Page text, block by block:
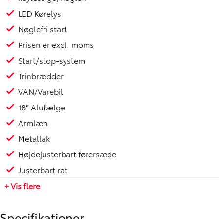
- **CO2-udledning:** 114 g/km
- **Årlig ejerafgift:** 1.260 kr.
- **Antal døre:** 5
**Udstyrsliste:**
- Trinbrædder
- Varme i rat
- Apple CarPlay og Android Auto
- Klimaanlæg 2-zoner
- El-spejle med varme
- Bakkamera
- Sædevarme foran
- LED kørelys
- Kopholder
- 18" Alufælge
- Metallak
LED Kørelys
Nøglefri start
Prisen er excl. moms
Start/stop-system
Trinbrædder
VAN/Varebil
18" Alufælge
Armlæn
Metallak
Højdejusterbart førersæde
Justerbart rat
+ Vis flere